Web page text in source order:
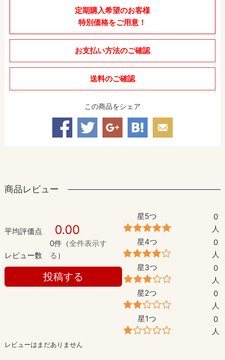
定期購入希望のお客様
特別価格をご用意！
お支払い方法のご確認
送料のご確認
この商品をシェア
商品レビュー
平均評価点 0.00
レビュー数
0件（全件表示す
る ）
投稿する
星5つ
0
人
星4つ
0
人
星3つ
0
人
星2つ
0
人
星1つ
0
人
レビューはまだありません